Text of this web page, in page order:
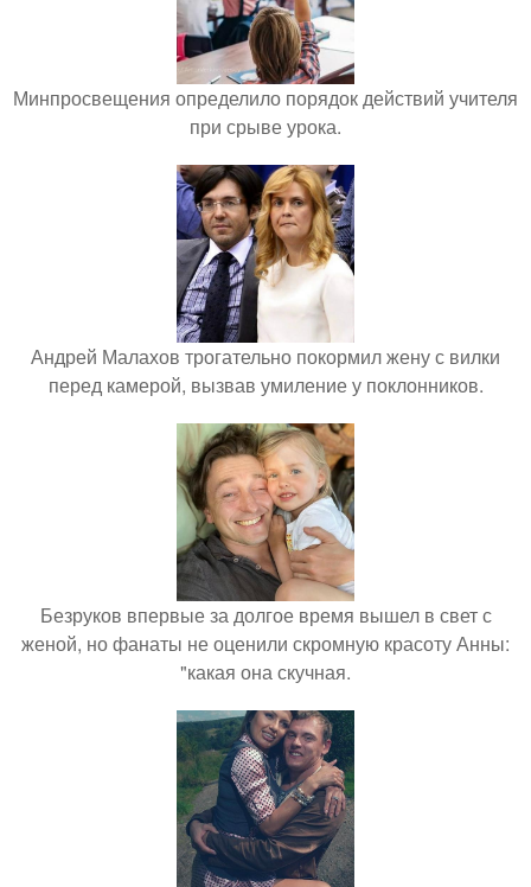
Минпросвещения определило порядок действий учителя
при срыве урока.
Андрей Малахов трогательно покормил жену с вилки
перед камерой, вызвав умиление у поклонников.
Безруков впервые за долгое время вышел в свет с
женой, но фанаты не оценили скромную красоту Анны:
"какая она скучная.